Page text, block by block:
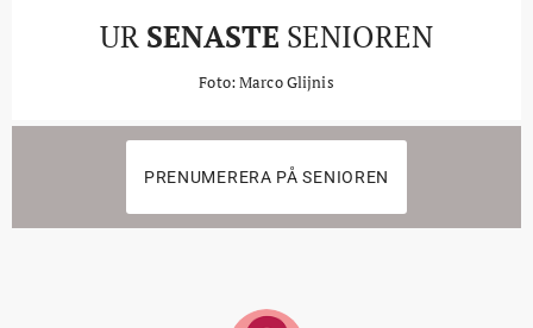
UR SENASTE SENIOREN
Foto: Marco Glijnis
PRENUMERERA PÅ SENIOREN